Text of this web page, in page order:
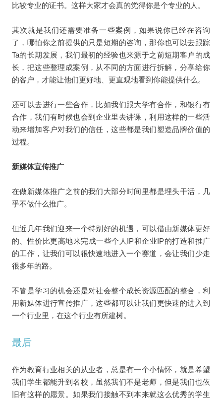
比较专业的证书。这样大家才会真的觉得你是个专业的人。
其次就是我们还需要准备一些案例，如果说你已经在咨询
了，哪怕你之前提供的只是短期的咨询，那你也可以去跟踪
Ta的长期发展，我们最初的经验也来源于之前短期客户的成
长，把这些整理成案例，从不同的方面进行拆解，分享给你
的客户，才能让他们更好地、更直观地看到你能提供什么。
还可以去进行一些合作，比如我们跟大学有合作，和银行有
合作，我们有时候也会到企业里去讲课，利用这样的一些活
动来增加客户对我们的信任，这些都是我们塑造品牌价值的
过程。
新媒体宣传推广
在做新媒体推广之前的我们大部分时间里都是埋头干活，几
乎不做什么推广。
但近几年我们迎来一个特别好的机遇，可以借由新媒体更好
的、性价比更高地来完成一些个人IP和企业IP的打造和推广
的工作，让我们可以很快速地进入一个赛道，会让我们少走
很多年的路。
不管是学习的机会还是对社会整个成长资源匹配的整合，利
用新媒体进行宣传推广，这些都可以让我们更快速的进入到
一个行业里，在这个行业有所建树。
最后
作为教育行业相关的从业者，总是有一个小情怀，就是希望
我们学生都能升到名校，虽然我们不是老师，但是我们也依
旧有这样的愿景。如果我们接触不到本来就这么优秀的学生